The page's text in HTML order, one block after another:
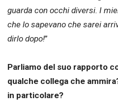
guarda con occhi diversi. I
che lo sapevano che sarei
dirlo dopo!”
Parliamo del suo rapporto
qualche collega che
in particolare?